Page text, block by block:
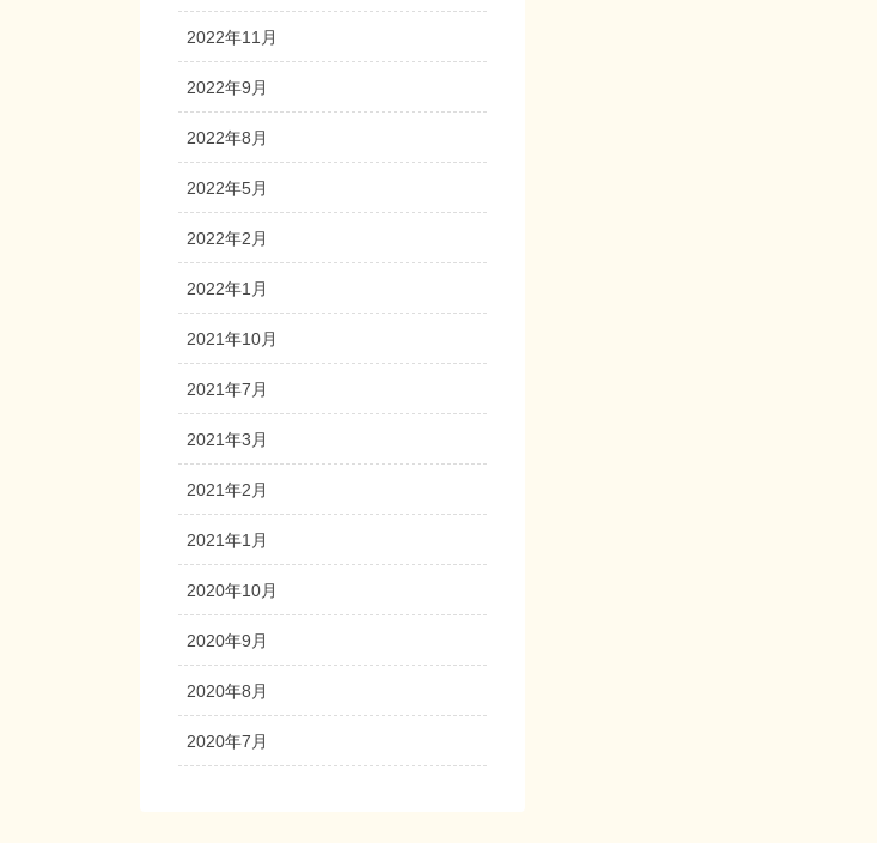
2022年11月
2022年9月
2022年8月
2022年5月
2022年2月
2022年1月
2021年10月
2021年7月
2021年3月
2021年2月
2021年1月
2020年10月
2020年9月
2020年8月
2020年7月